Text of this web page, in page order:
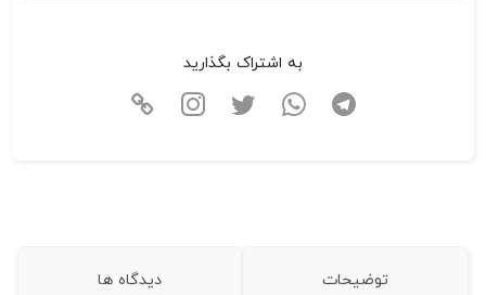
به اشتراک بگذارید
توضیحات دیدگاه ها